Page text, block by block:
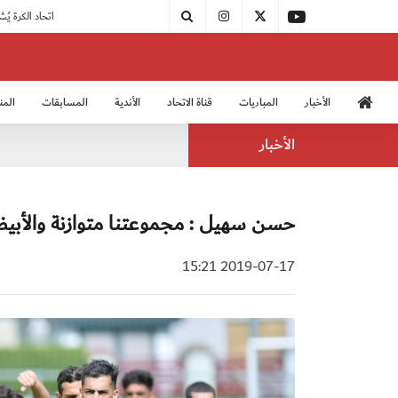
الأخبار المباريات قناة الاتحاد الأندية المسابقات
الأخبار
حسن سهيل : مجموعتنا متوازنة
2019-07-17 15:21